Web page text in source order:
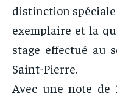
distinction
exemplaire et la
stage effectué au
Saint-Pierre.
Avec une note de